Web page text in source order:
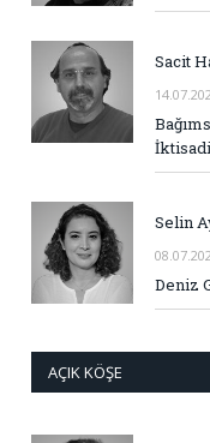
Sacit
Selin
Deniz
AÇIK KÖŞE